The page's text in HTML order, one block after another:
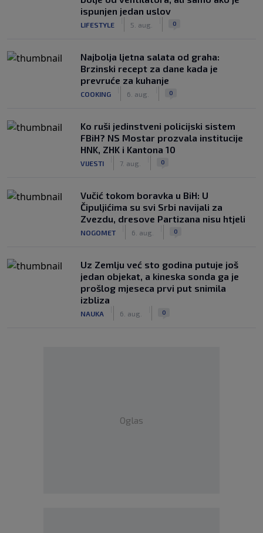
ispunjen jedan uslov
LIFESTYLE 5. aug. 0
Najbolja ljetna salata od graha:
Brzinski recept za dane kada je
prevruće za kuhanje
COOKING 6. aug. 0
Ko ruši jedinstveni policijski sistem
FBiH? NS Mostar prozvala institucije
HNK, ZHK i Kantona 10
VIJESTI 7. aug. 0
Vučić tokom boravka u BiH: U
Čipuljićima su svi Srbi navijali za
Zvezdu, dresove Partizana nisu htjeli
NOGOMET 6. aug. 0
Uz Zemlju već sto godina putuje još
jedan objekat, a kineska sonda ga je
prošlog mjeseca prvi put snimila
izbliza
NAUKA 6. aug. 0
Oglas